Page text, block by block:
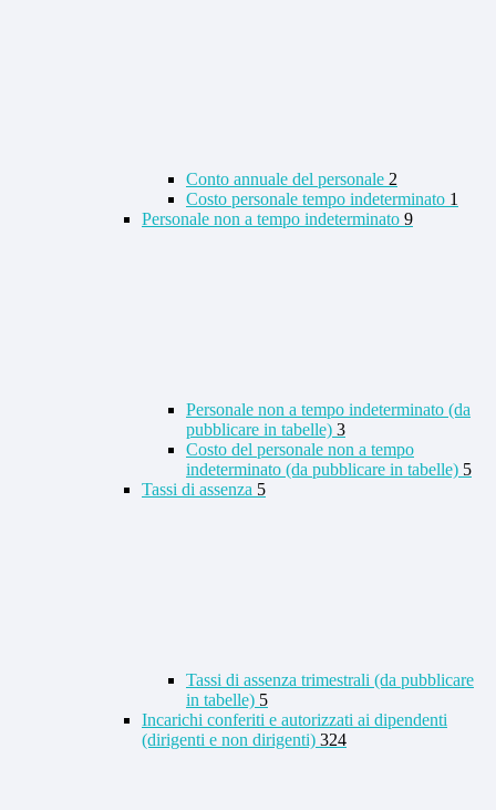
Conto annuale del personale 2
Costo personale tempo indeterminato 1
Personale non a tempo indeterminato 9
Personale non a tempo indeterminato (da
pubblicare in tabelle) 3
Costo del personale non a tempo
indeterminato (da pubblicare in tabelle) 5
Tassi di assenza 5
Tassi di assenza trimestrali (da pubblicare
in tabelle) 5
Incarichi conferiti e autorizzati ai dipendenti
(dirigenti e non dirigenti) 324